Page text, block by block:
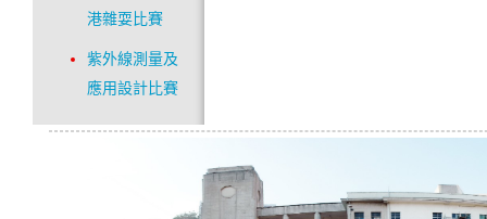
港雜耍比賽
紫外線測量及
應用設計比賽